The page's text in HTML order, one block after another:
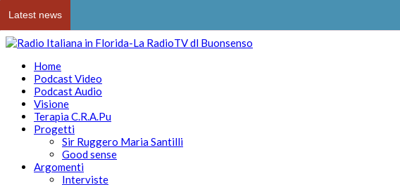
Latest news
Home
Podcast Video
Podcast Audio
Visione
Terapia C.R.A.Pu
Progetti
Sir Ruggero Maria Santilli
Good sense
Argomenti
Interviste